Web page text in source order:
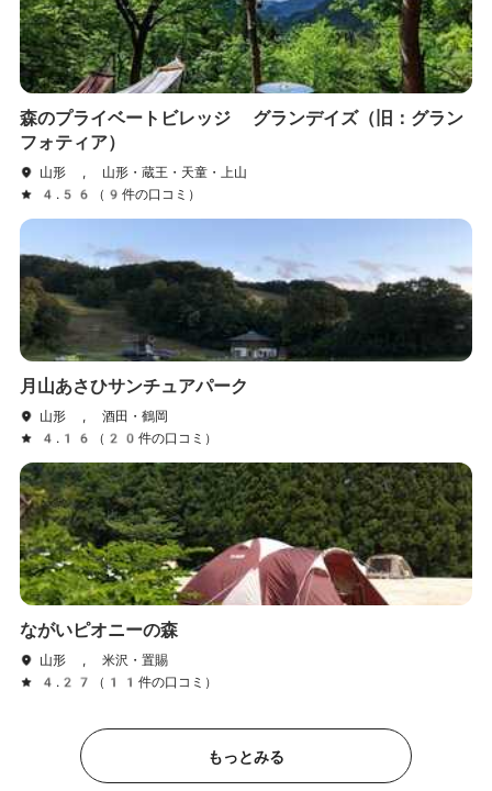
森のプライベートビレッジ グランデイズ（旧：グラン
フォティア）
山形 , 山形・蔵王・天童・上山
4.56（9件の口コミ）
月山あさひサンチュアパーク
山形 , 酒田・鶴岡
4.16（20件の口コミ）
ながいピオニーの森
山形 , 米沢・置賜
4.27（11件の口コミ）
もっとみる